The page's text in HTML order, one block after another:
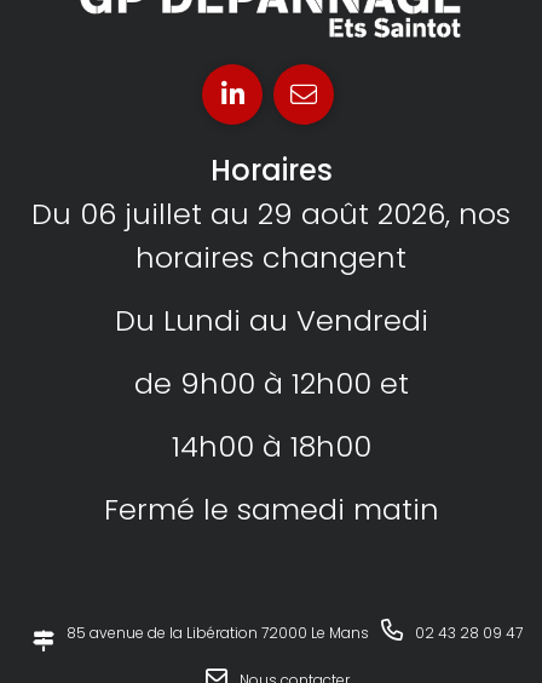
Horaires
Du 06 juillet au 29 août 2026, nos
horaires changent
Du Lundi au Vendredi
de 9h00 à 12h00 et
14h00 à 18h00
Fermé le samedi matin
85 avenue de la Libération 72000 Le Mans 02 43 28 09 47